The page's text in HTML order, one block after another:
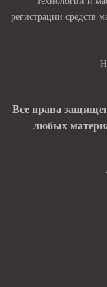
регистрации
Все права
любых